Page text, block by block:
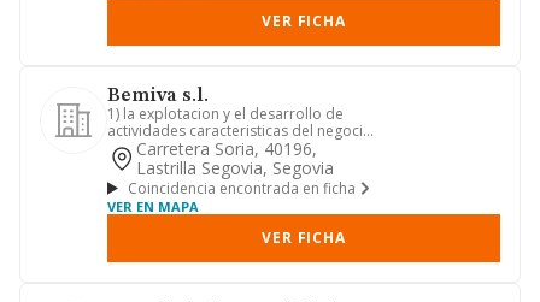
VER FICHA
Bemiva s.l.
1) la explotacion y el desarrollo de
actividades caracteristicas del negocio
de hosteleria, tales c...
Carretera Soria, 40196,
Lastrilla Segovia, Segovia
Coincidencia encontrada en ficha
VER EN MAPA
VER FICHA